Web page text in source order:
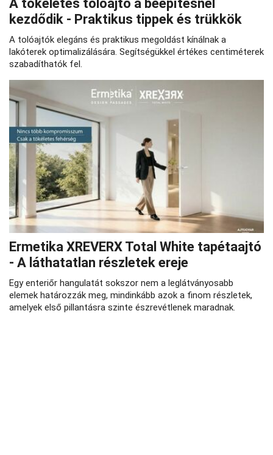
A tökéletes tolóajtó a beépítésnél
kezdődik - Praktikus tippek és trükkök
A tolóajtók elegáns és praktikus megoldást kínálnak a
lakóterek optimalizálására. Segítségükkel értékes centiméterek
szabadíthatók fel.
Ermetika XREVERX Total White tapétaajtó
- A láthatatlan részletek ereje
Egy enteriőr hangulatát sokszor nem a leglátványosabb
elemek határozzák meg, mindinkább azok a finom részletek,
amelyek első pillantásra szinte észrevétlenek maradnak.